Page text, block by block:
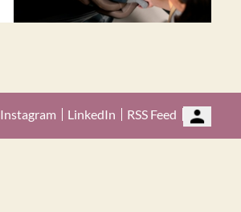
Instagram LinkedIn RSS Feed